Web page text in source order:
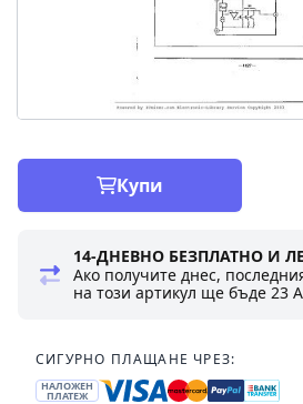
Купи
14-ДНЕВНО БЕЗПЛАТНО И
Ако получите днес,
на този артикул ще бъде23
СИГУРНО ПЛАЩАНЕ ЧРЕЗ:
НАЛОЖЕН
ПЛАТЕЖ